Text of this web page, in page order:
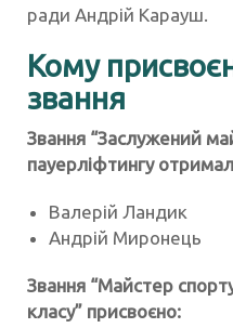
ради Андрій Карауш.
Кому
звання
Звання “Заслужений
пауерліфтингу
Валерій Ландик
Андрій Миронець
Звання “Майстер
класу” присвоєно: